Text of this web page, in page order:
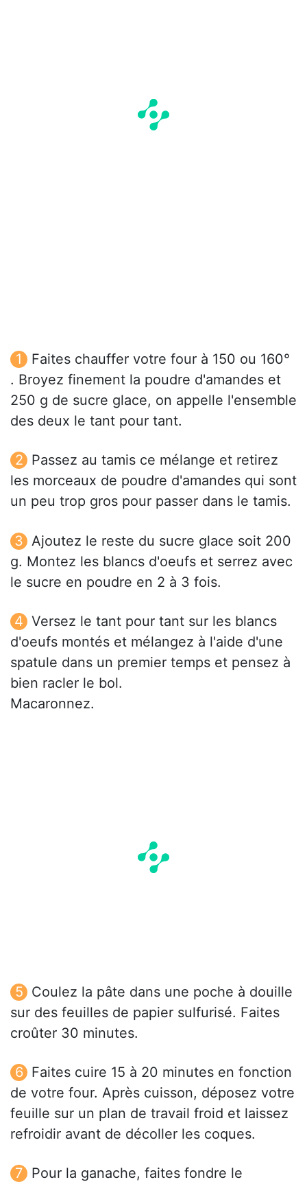
Faites chauffer votre four à 150 ou 160°
. Broyez finement la poudre d'amandes et
250 g de sucre glace, on appelle l'ensemble
des deux le tant pour tant.
Passez au tamis ce mélange et retirez
les morceaux de poudre d'amandes qui sont
un peu trop gros pour passer dans le tamis.
Ajoutez le reste du sucre glace soit 200
g. Montez les blancs d'oeufs et serrez avec
le sucre en poudre en 2 à 3 fois.
Versez le tant pour tant sur les blancs
d'oeufs montés et mélangez à l'aide d'une
spatule dans un premier temps et pensez à
bien racler le bol.
Macaronnez.
Coulez la pâte dans une poche à douille
sur des feuilles de papier sulfurisé. Faites
croûter 30 minutes.
Faites cuire 15 à 20 minutes en fonction
de votre four. Après cuisson, déposez votre
feuille sur un plan de travail froid et laissez
refroidir avant de décoller les coques.
Pour la ganache, faites fondre le